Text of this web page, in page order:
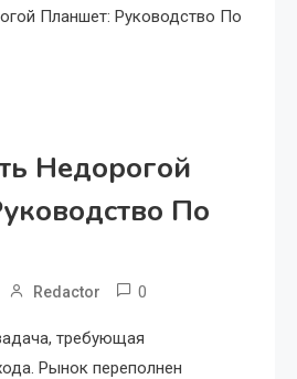
Планшет: Руководство По
Недорогой
По
Redactor 0
требующая
Рынок переполнен